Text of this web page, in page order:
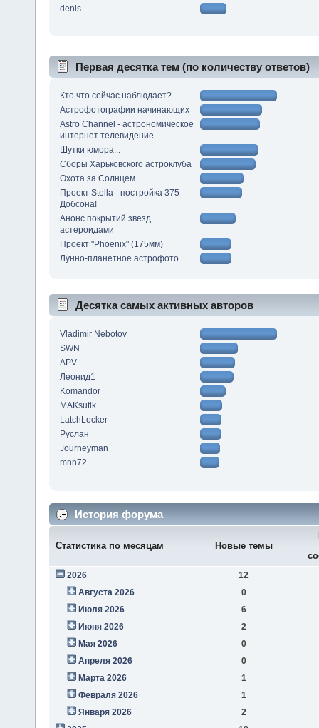
denis
Первая десятка тем (по количеству ответов)
Кто что сейчас наблюдает?
Астрофотографии начинающих
Astro Channel - астрономическое
интернет телевидение
Шутки юмора...
Сборы Харьковского астроклуба
Охота за Солнцем
Проект Stella - постройка 375
Добсона!
Анонс покрытий звезд
астероидами
Проект "Phoenix" (175мм)
Лунно-планетное астрофото
Десятка самых активных авторов
Vladimir Nebotov
SWN
APV
Леонид1
Komandor
MAKsutik
LatchLocker
Руслан
Journeyman
mnn72
История форума
Статистика по месяцам Новые темы
2026
12
Августа 2026
0
Июля 2026
6
Июня 2026
2
Мая 2026
0
Апреля 2026
0
Марта 2026
1
Февраля 2026
1
Января 2026
2